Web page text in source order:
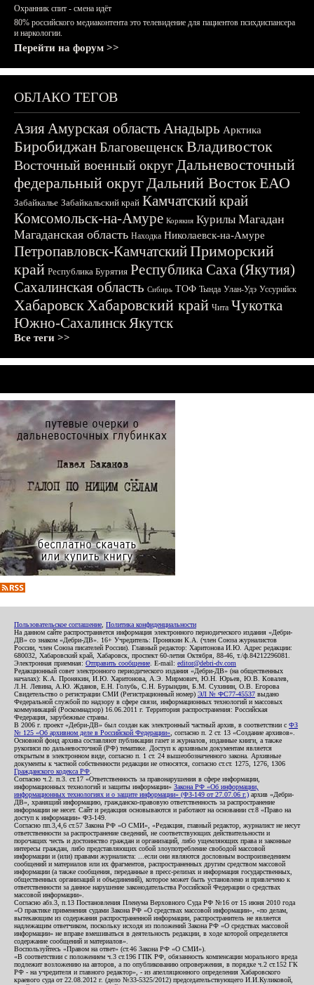
Охранник спит - смена идёт
80% российского медиаконтента это телевидение для пациентов психдиспансера
и наркологии.
Перейти на форум >>
ОБЛАКО ТЕГОВ
АзияАмурская область Анадырь Арктика
БиробиджанБлаговещенскВладивосток
Восточный военный округДальневосточный
федеральный округДальний ВостокЕАО
Забайкалье Забайкальский край Камчатский край
Комсомольск-на-Амуре Корякия Курилы Магадан
Магаданская область Находка Николаевск-на-Амуре
Петропавловск-КамчатскийПриморский
край Республика Бурятия Республика Саха (Якутия)
Сахалинская область Сибирь ТОФ Тында Улан-Удэ Уссурийск
ХабаровскХабаровский край Чита Чукотка
Южно-СахалинскЯкутск
Все теги >>
Пользовательское соглашение Политика конфиденциальности
На данном сайте распространяется информация электронного периодического издания «Дебри-
ДВ» со знаком «Дебри-ДВ». 16+ Учредитель: Пронякин К.А. (член Союза журналистов
России, член Союза писателей России). Главный редактор: Харитонова И.Ю. Адрес редакции:
680032, Хабаровский край, Хабаровск, проспект 60-летия Октября, 88-46, т./ф.84212296081.
Электронная приемная: Отправить сообщение . E-mail: editor@debri-dv.com
Редакционный совет электронного периодического издания «Дебри-ДВ» (на общественных
началах): К.А. Пронякин, И.Ю. Харитонова, А.Э. Мирмович, Ю.Н. Юрьев, Ю.В. Ковалев,
Л.Н. Левина, А.Ю. Жданов, Е.Н. Голубь, С.Н. Бурындин, Б.М. Сухинин, О.В. Егорова
Свидетельство о регистрации СМИ (Регистрационный номер) ЭЛ № ФС77-45537 выдано
Федеральной службой по надзору в сфере связи, информационных технологий и массовых
коммуникаций (Роскомнадзор) 16.06.2011 г. Территория распространения: Российская
Федерация, зарубежные страны.
В 2006 г. проект «Дебри-ДВ» был создан как электронный частный архив, в соответствии с ФЗ
№ 125 «Об архивном деле в Российской Федерации» , согласно п. 2 ст. 13 «Создание архивов».
Основной фонд архива составляют публикации газет и журналов, изданные книги, а также
рукописи по дальневосточной (РФ) тематике. Доступ к архивным документам является
открытым в электронном виде, согласно п. 1 ст. 24 вышеобозначенного закона. Архивные
документы к частной собственности редакции не относятся, согласно ст.ст. 1275, 1276, 1306
Гражданского кодекса РФ
Согласно ч.2. п.3. ст.17 «Ответственность за правонарушения в сфере информации,
информационных технологий и защиты информации» Закона РФ «Об информации,
информационных технологиях и о защите информации» (ФЗ-149 от 27.07.06 г.) архив «Дебри-
ДВ», хранящий информацию, гражданско-правовую ответственность за распространение
информации не несет. Сайт и редакция основываются и работают на основании ст.8 «Право на
доступ к информации» ФЗ-149.
Согласно пп.3,4,6 ст.57 Закона РФ «О СМИ», «Редакция, главный редактор, журналист не несут
ответственности за распространение сведений, не соответствующих действительности и
порочащих честь и достоинство граждан и организаций, либо ущемляющих права и законные
интересы граждан, либо представляющих собой злоупотребление свободой массовой
информации и (или) правами журналиста: ...если они являются дословным воспроизведением
сообщений и материалов или их фрагментов, распространенных другим средством массовой
информации (а также сообщения, переданные в пресс-релизах и информация государственных,
общественных организаций и объединений), которое может быть установлено и привлечено к
ответственности за данное нарушение законодательства Российской Федерации о средствах
массовой информации».
Согласно абз.3, п.13 Постановления Пленума Верховного Суда РФ №16 от 15 июня 2010 года
«О практике применения судами Закона РФ «О средствах массовой информации», «по делам,
вытекающим из содержания распространенной информации, распространитель не является
надлежащим ответчиком, поскольку исходя из положений Закона РФ «О средствах массовой
информации» не вправе вмешиваться в деятельность редакции, в ходе которой определяется
содержание сообщений и материалов».
Воспользуйтесь «Правом на ответ» (ст.46 Закона РФ «О СМИ»).
«В соответствии с положением ч.3 ст.196 ГПК РФ, обязанность компенсации морального вреда
подлежит возложению на авторов, а по опубликованию опровержения, в порядке ч.2 ст.152 ГК
РФ - на учредителя и главного редактор», - из апелляционного определения Хабаровского
краевого суда от 22.08.2012 г. (дело №33-5325/2012) председательствующего И.И.Куликовой,